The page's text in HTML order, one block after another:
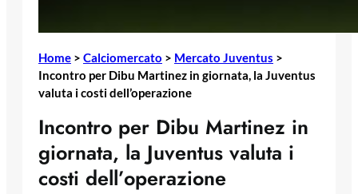
Home > Calciomercato > Mercato Juventus >
Incontro per Dibu Martinez in giornata, la Juventus
valuta i costi dell’operazione
Incontro per Dibu Martinez in
giornata, la Juventus valuta i
costi dell’operazione